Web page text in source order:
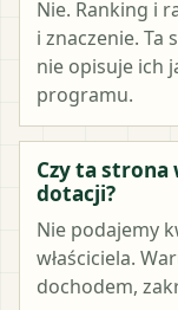
Nie. Ranking i
i znaczenie. Ta
nie opisuje ich
programu.
Czy ta strona
dotacji?
Nie podajemy
właściciela.
dochodem,